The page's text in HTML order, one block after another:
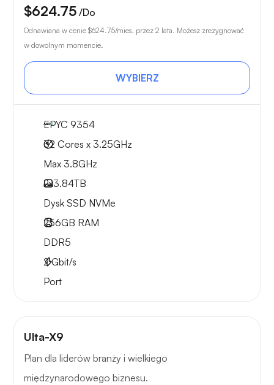
$624.75 /Do
Odnawiana w cenie $624.75/mies. przez 2 lata. Możesz zrezygnować
w dowolnym momencie.
WYBIERZ
EPYC 9354
32 Cores x 3.25GHz
Max 3.8GHz
2x3.84TB
Dysk SSD NVMe
256GB RAM
DDR5
2Gbit/s
Port
Ulta-X9
Plan dla liderów branży i wielkiego
międzynarodowego biznesu.